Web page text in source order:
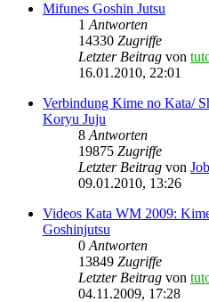
Mifunes Goshin Jutsu
1 Antworten
14330 Zugriffe
Letzter Beitrag von
16.01.2010, 22:01
Verbindung Kime no Kata/
Koryu Juju
8 Antworten
19875 Zugriffe
Letzter Beitrag von
09.01.2010, 13:26
Videos Kata WM 2009:
Goshinjutsu
0 Antworten
13849 Zugriffe
Letzter Beitrag von
04.11.2009, 17:28